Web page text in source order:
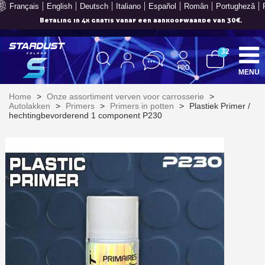
Français English Deutsch Italiano Español Român Portugheză
Betaling in 4x gratis vanaf een aankoopwaarde van 30€.
Schrijf je in voor de nieuwsbrief: €5 korting
Levering binnen 48-72 uur in Nederland
Betaling in 4x gratis vanaf een aankoopwaarde van 30€.
Je online offerte in minder dan 1 minuut
Deel je creaties en ontvang shopping vouchers
Verzamel loyaliteitspunten bij elke bestelling
32
MENU
Home > Onze assortiment verven voor carrosserie
>
Autolakken
> Primers > Primers in potten >
Plastiek Primer /
hechtingbevorderend 1 component P230